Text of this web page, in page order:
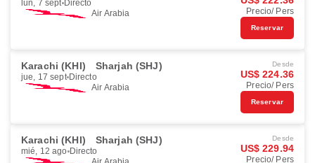
lun, 7 sept Directo
Air Arabia
Precio/ Pers
Reservar
Karachi (KHI) Sharjah (SHJ)
jue, 17 sept Directo
Air Arabia
Desde
US$ 224.36
Precio/ Pers
Reservar
Karachi (KHI) Sharjah (SHJ)
mié, 12 ago Directo
Desde
US$ 229.94
Precio/ Pers